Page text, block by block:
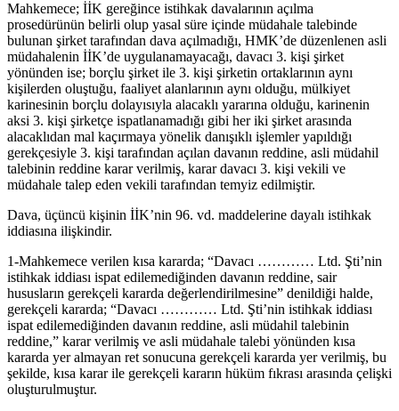
Mahkemece; İİK gereğince istihkak davalarının açılma
prosedürünün belirli olup yasal süre içinde müdahale talebinde
bulunan şirket tarafından dava açılmadığı, HMK’de düzenlenen asli
müdahalenin İİK’de uygulanamayacağı, davacı 3. kişi şirket
yönünden ise; borçlu şirket ile 3. kişi şirketin ortaklarının aynı
kişilerden oluştuğu, faaliyet alanlarının aynı olduğu, mülkiyet
karinesinin borçlu dolayısıyla alacaklı yararına olduğu, karinenin
aksi 3. kişi şirketçe ispatlanamadığı gibi her iki şirket arasında
alacaklıdan mal kaçırmaya yönelik danışıklı işlemler yapıldığı
gerekçesiyle 3. kişi tarafından açılan davanın reddine, asli müdahil
talebinin reddine karar verilmiş, karar davacı 3. kişi vekili ve
müdahale talep eden vekili tarafından temyiz edilmiştir.
Dava, üçüncü kişinin İİK’nin 96. vd. maddelerine dayalı istihkak
iddiasına ilişkindir.
1-Mahkemece verilen kısa kararda; “Davacı ………… Ltd. Şti’nin
istihkak iddiası ispat edilemediğinden davanın reddine, sair
hususların gerekçeli kararda değerlendirilmesine” denildiği halde,
gerekçeli kararda; “Davacı ………… Ltd. Şti’nin istihkak iddiası
ispat edilemediğinden davanın reddine, asli müdahil talebinin
reddine,” karar verilmiş ve asli müdahale talebi yönünden kısa
kararda yer almayan ret sonucuna gerekçeli kararda yer verilmiş, bu
şekilde, kısa karar ile gerekçeli kararın hüküm fıkrası arasında çelişki
oluşturulmuştur.